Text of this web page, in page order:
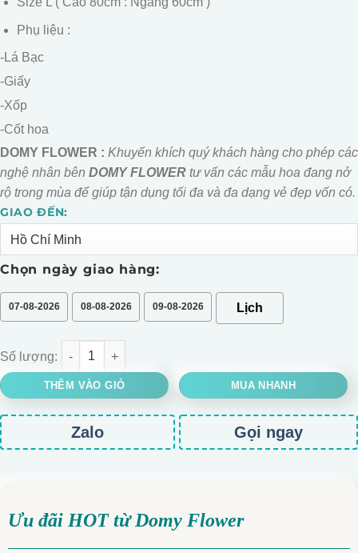
Phụ liệu :
-Lá Bạc
-Giấy
-Xốp
-Cốt hoa
DOMY FLOWER : Khuyến khích quý khách hàng cho phép các
nghệ nhân bên DOMY FLOWER tư vấn các mẫu hoa đang nở
rộ trong mùa để giúp tận dụng tối đa và đa dạng vẻ đẹp vốn có.
GIAO ĐẾN:
Chọn ngày giao hàng:
07-08-2026 08-08-2026 09-08-2026
BÓ HOA HỒNG CAM SPIRITS CHÚC MỪNG SINH NHẬT số lượng
THÊM VÀO GIỎ MUA NHANH
Alternative:
Zalo Gọi ngay
Ưu đãi HOT từ Domy Flower